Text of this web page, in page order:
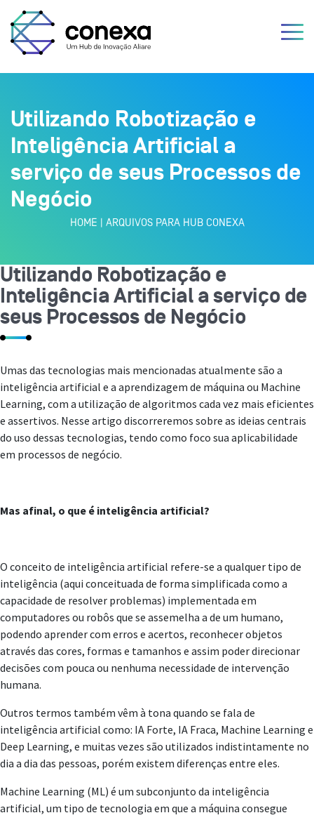
Utilizando Robotização e
Inteligência Artificial a
serviço de seus Processos de
Negócio
HOME | ARQUIVOS PARA HUB CONEXA
Utilizando Robotização e
Inteligência Artificial a serviço de
seus Processos de Negócio
Umas das tecnologias mais mencionadas atualmente são a
inteligência artificial e a aprendizagem de máquina ou Machine
Learning, com a utilização de algoritmos cada vez mais eficientes
e assertivos. Nesse artigo discorreremos sobre as ideias centrais
do uso dessas tecnologias, tendo como foco sua aplicabilidade
em processos de negócio.
Mas afinal, o que é inteligência artificial?
O conceito de inteligência artificial refere-se a qualquer tipo de
inteligência (aqui conceituada de forma simplificada como a
capacidade de resolver problemas) implementada em
computadores ou robôs que se assemelha a de um humano,
podendo aprender com erros e acertos, reconhecer objetos
através das cores, formas e tamanhos e assim poder direcionar
decisões com pouca ou nenhuma necessidade de intervenção
humana.
Outros termos também vêm à tona quando se fala de
inteligência artificial como: IA Forte, IA Fraca, Machine Learning e
Deep Learning, e muitas vezes são utilizados indistintamente no
dia a dia das pessoas, porém existem diferenças entre eles.
Machine Learning (ML) é um subconjunto da inteligência
artificial, um tipo de tecnologia em que a máquina consegue